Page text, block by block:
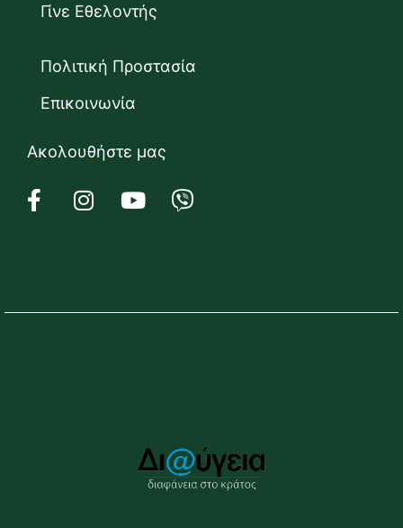
Γίνε Εθελοντής
Πολιτική Προστασία
Επικοινωνία
Ακολουθήστε μας